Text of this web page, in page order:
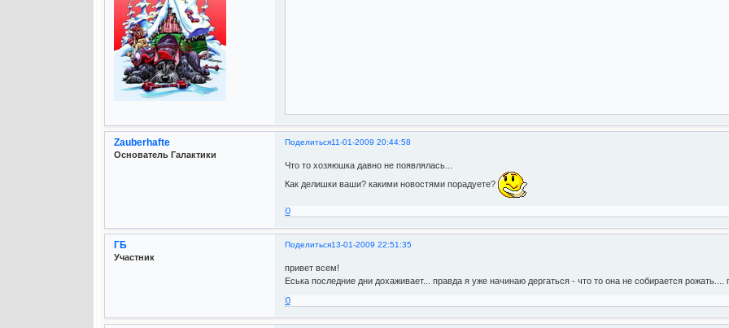
Поделиться11-01-2009 20:44:58
Zauberhafte
Основатель Галактики
Что то хозяюшка давно не появлялась...
Как делишки ваши? какими новостями порадуете?
0
Поделиться13-01-2009 22:51:35
ГБ
Участник
привет всем!
Еська последние дни дохаживает... правда я уже начинаю дергаться - что то она не собирается рожать....
0